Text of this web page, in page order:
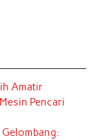
Amatir
Pencari